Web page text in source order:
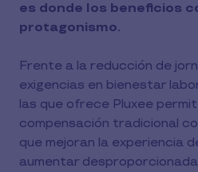
es donde los beneficios
protagonismo.
Frente a la reducción de
exigencias en bienestar
las que ofrece Pluxee
compensación tradicional
que mejoran la experiencia
aumentar